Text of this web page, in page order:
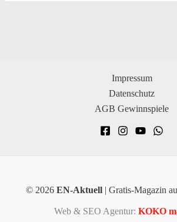
Impressum
Datenschutz
AGB Gewinnspiele
© 2026 EN-Aktuell | Gratis-Magazin
Web & SEO Agentur: KOKO